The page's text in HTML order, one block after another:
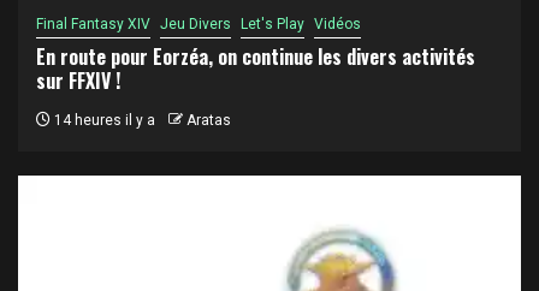
Final Fantasy XIV Jeu Divers Let's Play Vidéos
En route pour Eorzéa, on continue les divers activités
sur FFXIV !
14 heures il y a Aratas